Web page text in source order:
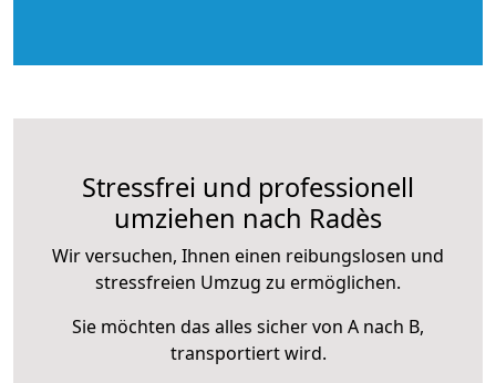
Stressfrei und professionell
umziehen nach Radès
Wir versuchen, Ihnen einen reibungslosen und
stressfreien Umzug zu ermöglichen.
Sie möchten das alles sicher von A nach B,
transportiert wird.